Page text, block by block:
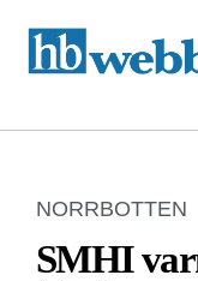
NORRBOTTEN
SMHI